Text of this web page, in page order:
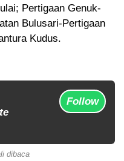
Pertigaan Genuk-
Bulusari-Pertigaan
Kudus.
Follow
dibaca